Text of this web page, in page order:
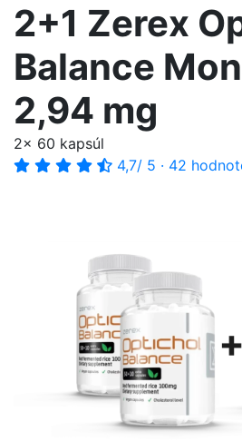
2+1 Zerex
Balance
2,94 mg
2x 60 kapsúl
4,7/ 5 · 42